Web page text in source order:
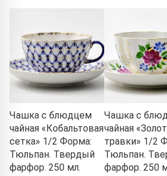
Чашка с блюдцем
чайная «Кобальтовая
сетка» 1/2 Форма:
Тюльпан. Твердый
фарфор. 250 мл.
Чашка с
чайная
травки» 1/2
Тюльпан.
фарфор. 250